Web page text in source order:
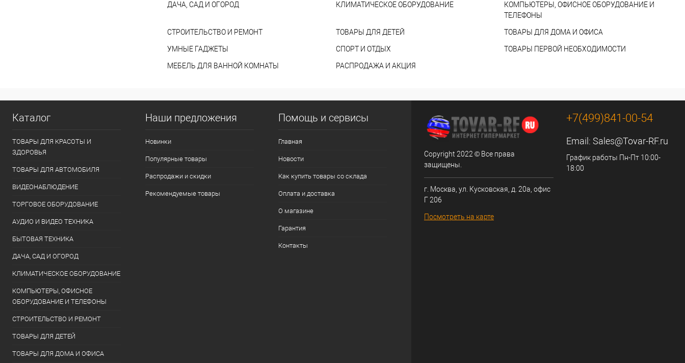
ДАЧА, САД И ОГОРОД КЛИМАТИЧЕСКОЕ ОБОРУДОВАНИЕ
КОМПЬЮТЕРЫ, ОФИСНОЕ ОБОРУДОВАНИЕ И
ТЕЛЕФОНЫ
СТРОИТЕЛЬСТВО И РЕМОНТ ТОВАРЫ ДЛЯ ДЕТЕЙ ТОВАРЫ ДЛЯ ДОМА И ОФИСА
УМНЫЕ ГАДЖЕТЫ СПОРТ И ОТДЫХ ТОВАРЫ ПЕРВОЙ НЕОБХОДИМОСТИ
МЕБЕЛЬ ДЛЯ ВАННОЙ КОМНАТЫ РАСПРОДАЖА И АКЦИЯ
Каталог
ТОВАРЫ ДЛЯ КРАСОТЫ И
ЗДОРОВЬЯ
ТОВАРЫ ДЛЯ АВТОМОБИЛЯ
ВИДЕОНАБЛЮДЕНИЕ
ТОРГОВОЕ ОБОРУДОВАНИЕ
АУДИО И ВИДЕО ТЕХНИКА
БЫТОВАЯ ТЕХНИКА
ДАЧА, САД И ОГОРОД
КЛИМАТИЧЕСКОЕ ОБОРУДОВАНИЕ
КОМПЬЮТЕРЫ, ОФИСНОЕ
ОБОРУДОВАНИЕ И ТЕЛЕФОНЫ
СТРОИТЕЛЬСТВО И РЕМОНТ
ТОВАРЫ ДЛЯ ДЕТЕЙ
ТОВАРЫ ДЛЯ ДОМА И ОФИСА
Наши предложения
Новинки
Популярные товары
Распродажи и скидки
Рекомендуемые товары
Помощь и сервисы
Главная
Новости
Как купить товары со склада
Оплата и доставка
О магазине
Гарантия
Контакты
Copyright 2022 © Все права
защищены.
г. Москва, ул. Кусковская, д. 20а, офис
Г 206
Посмотреть на карте
+7(499)841-00-54
Email: Sales@Tovar-RF.ru
График работы Пн-Пт 10:00-
18:00